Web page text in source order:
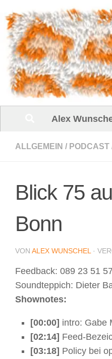
Unter dem Inhalt
Alex
ALLGEMEIN / PODCAST
Blick 75
Bonn
VON ALEX WUNSCHEL ·
Feedback: 089 23 51
Soundteppich: Dieter
Shownotes:
[00:00] intro: Gabe
[02:14] Feed-
[03:18] Policy bei